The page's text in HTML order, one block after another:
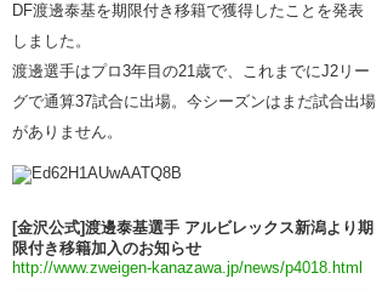
DF渡邊泰基を期限付き移籍で獲得したことを発表
しました。
渡邊選手はプロ3年目の21歳で、これまでにJ2リー
グで通算37試合に出場。今シーズンはまだ試合出場
がありません。
[金沢公式]渡邊泰基選手 アルビレックス新潟より期
限付き移籍加入のお知らせ
http://www.zweigen-kanazawa.jp/news/p4018.html